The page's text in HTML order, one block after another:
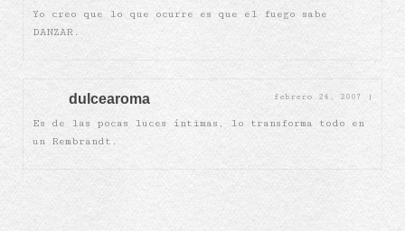
Yo creo que lo que ocurre es que el fuego sabe
DANZAR.
dulcearoma febrero 24, 2007 |
Es de las pocas luces íntimas, lo transforma todo en
un Rembrandt.